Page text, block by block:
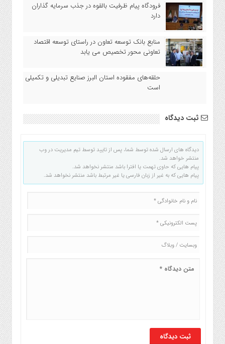
فرودگاه پیام ظرفیت بالقوه در جذب سرمایه گذاران
دارد
منابع بانک توسعه تعاون در راستای توسعه اقتصاد
تعاونی محور تخصیص می یابد
حلقه‌های مفقوده استان البرز صنایع تبدیلی و تکمیلی
است
ثبت دیدگاه
دیدگاه های ارسال شده توسط شما، پس از تایید توسط تیم مدیریت در وب
منتشر خواهد شد.
پیام هایی که حاوی تهمت یا افترا باشد منتشر نخواهد شد.
پیام هایی که به غیر از زبان فارسی یا غیر مرتبط باشد منتشر نخواهد شد.